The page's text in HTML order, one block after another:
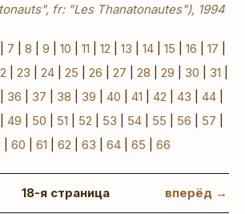
fr: "Les Thanatonautes"), 1994
7 8 9 10 11 12 13 14 15 16 17
23 24| 25 26 27 28 29 30 31
36 37 38 39 40 41 42 43 44|
49 50 51 52 53 54 55 56 57
60 61 62 63 64| 65 66
18-я страница вперёд →